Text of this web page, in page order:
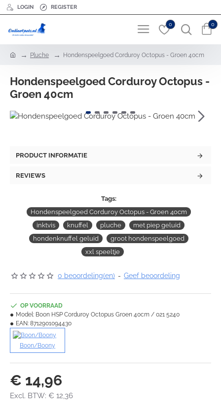
LOGIN REGISTER
0 0
e
Pluche Hondenspeelgoed Corduroy Octopus - Groen 40cm
Hondenspeelgoed Corduroy Octopus -
Groen 40cm
PRODUCT INFORMATIE
REVIEWS
Tags:
Hondenspeelgoed Corduroy Octopus - Groen 40cm
inktvis
knuffel pluche
met piep geluid
hondenknuffel geluid
groot hondenspeelgoed
xxl speeltje
0 beoordeling(en) - Geef beoordeling
€ 14,96
Excl. BTW: € 12,36
OP VOORRAAD
Model: Boon HSP Corduroy Octopus Groen 40cm / 021 5240
EAN: 8712901094430
Boon/Boony